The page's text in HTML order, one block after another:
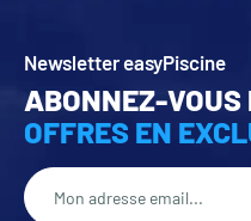
Newsletter easyPiscine
ABONNEZ-VOUS
OFFRES EN